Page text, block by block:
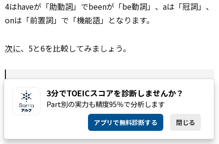
4はhaveが「助動詞」でbeenが「be動詞」、aは「冠詞」、
onは「前置詞」で「機能語」となります。
次に、5と6を比較してみましょう。
Lookat thePICTURE.
LOOKat it.
3分でTOEICスコアを診断しませんか？
Part別の実力も精度95％で分析します
アプリで無料診断する 閉じる